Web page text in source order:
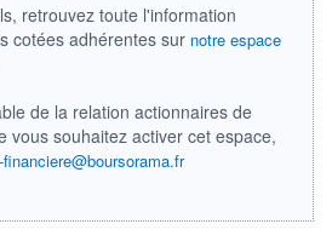
PER ESTIMÉ
2026
17,62
RISQUE ESG
retrouvez toute l'information
cotées adhérentes sur notre espace
de la relation actionnaires de
vous souhaitez activer cet espace,
financiere@boursorama.fr